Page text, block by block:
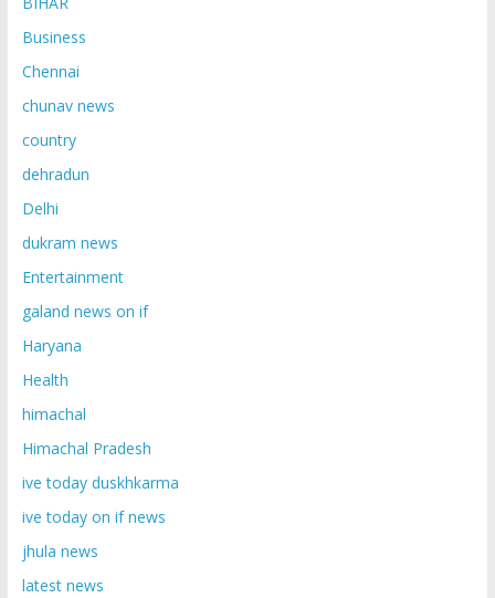
Business
Chennai
chunav news
country
dehradun
Delhi
dukram news
Entertainment
galand news on if
Haryana
Health
himachal
Himachal Pradesh
ive today duskhkarma
ive today on if news
jhula news
latest news